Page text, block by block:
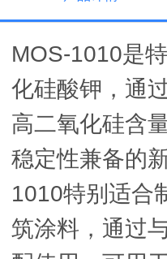
MOS-1010是
化硅酸钾，通
高二氧化硅含
稳定性兼备的
1010特别适合
筑涂料，通过